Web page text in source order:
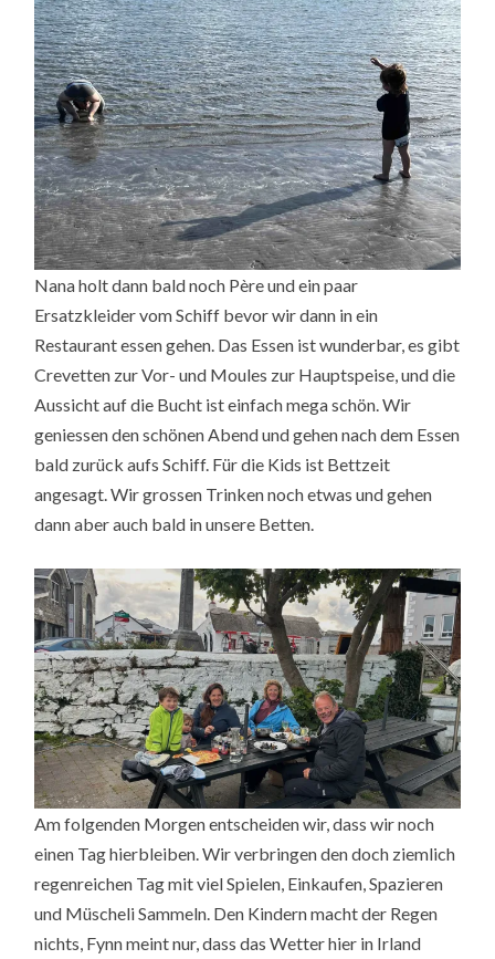
Nana holt dann bald noch Père und ein paar
Ersatzkleider vom Schiff bevor wir dann in ein
Restaurant essen gehen. Das Essen ist wunderbar, es gibt
Crevetten zur Vor- und Moules zur Hauptspeise, und die
Aussicht auf die Bucht ist einfach mega schön. Wir
geniessen den schönen Abend und gehen nach dem Essen
bald zurück aufs Schiff. Für die Kids ist Bettzeit
angesagt. Wir grossen Trinken noch etwas und gehen
dann aber auch bald in unsere Betten.
Am folgenden Morgen entscheiden wir, dass wir noch
einen Tag hierbleiben. Wir verbringen den doch ziemlich
regenreichen Tag mit viel Spielen, Einkaufen, Spazieren
und Müscheli Sammeln. Den Kindern macht der Regen
nichts, Fynn meint nur, dass das Wetter hier in Irland